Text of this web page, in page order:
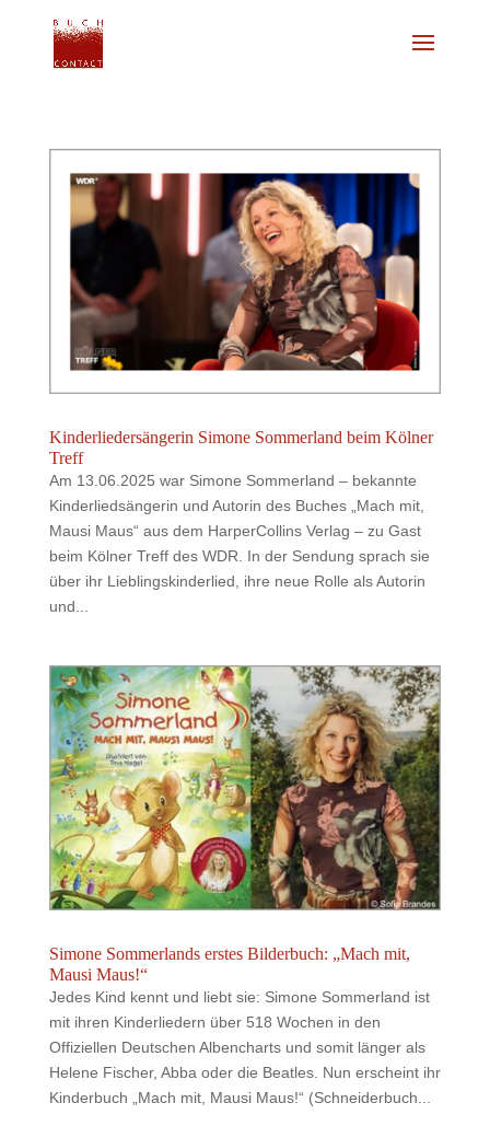
Kinderliedersängerin Simone Sommerland beim Kölner
Treff
Am 13.06.2025 war Simone Sommerland – bekannte
Kinderliedsängerin und Autorin des Buches „Mach mit,
Mausi Maus“ aus dem HarperCollins Verlag – zu Gast
beim Kölner Treff des WDR. In der Sendung sprach sie
über ihr Lieblingskinderlied, ihre neue Rolle als Autorin
und...
Simone Sommerlands erstes Bilderbuch: „Mach mit,
Mausi Maus!“
Jedes Kind kennt und liebt sie: Simone Sommerland ist
mit ihren Kinderliedern über 518 Wochen in den
Offiziellen Deutschen Albencharts und somit länger als
Helene Fischer, Abba oder die Beatles. Nun erscheint ihr
Kinderbuch „Mach mit, Mausi Maus!“ (Schneiderbuch...